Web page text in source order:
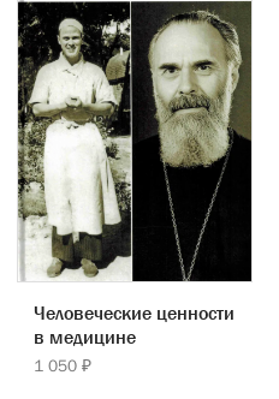
Человеческие ценности
в медицине
1 050 ₽